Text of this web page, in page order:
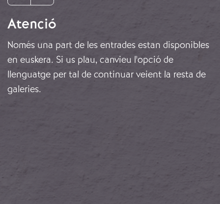
Atenció
Només una part de les entrades estan disponibles
en euskera. Si us plau, canvieu l'opció de
llenguatge per tal de continuar veient la resta de
galeries.